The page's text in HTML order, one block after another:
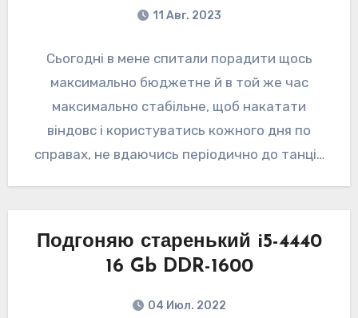
11 Авг. 2023
Сьогодні в мене спитали порадити щось
максимально бюджетне й в той же час
максимально стабільне, щоб накатати
віндовс і користуватись кожного дня по
справах, не вдаючись періодично до танців
Подгоняю старенький i5-4440
16 Gb DDR-1600
04 Июл. 2022